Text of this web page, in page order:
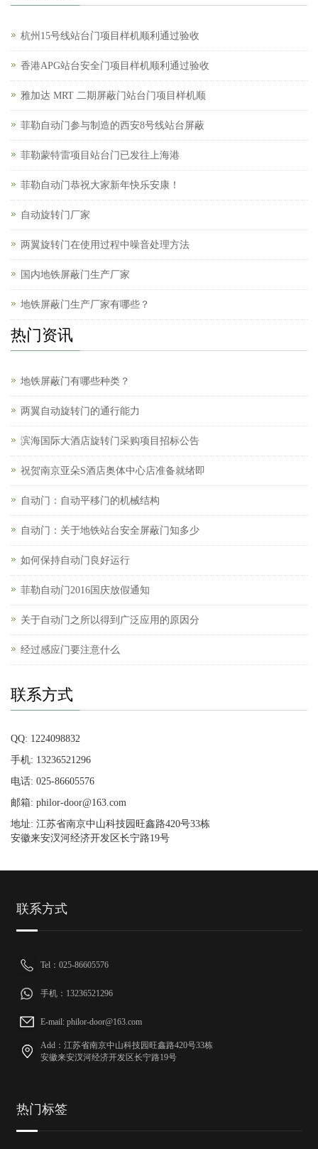
杭州15号线站台门项目样机顺利通过验收
香港APG站台安全门项目样机顺利通过验收
雅加达 MRT 二期屏蔽门站台门项目样机顺
菲勒自动门参与制造的西安8号线站台屏蔽
菲勒蒙特雷项目站台门已发往上海港
菲勒自动门恭祝大家新年快乐安康！
自动旋转门厂家
两翼旋转门在使用过程中噪音处理方法
国内地铁屏蔽门生产厂家
地铁屏蔽门生产厂家有哪些？
热门资讯
地铁屏蔽门有哪些种类？
两翼自动旋转门的通行能力
滨海国际大酒店旋转门采购项目招标公告
祝贺南京亚朵S酒店奥体中心店准备就绪即
自动门：自动平移门的机械结构
自动门：关于地铁站台安全屏蔽门知多少
如何保持自动门良好运行
菲勒自动门2016国庆放假通知
关于自动门之所以得到广泛应用的原因分
经过感应门要注意什么
联系方式
QQ: 1224098832
手机: 13236521296
电话: 025-86605576
邮箱: philor-door@163.com
地址: 江苏省南京中山科技园旺鑫路420号33栋
安徽来安汊河经济开发区长宁路19号
联系方式
Tel：025-86605576
手机：13236521296
E-mail: philor-door@163.com
Add：江苏省南京中山科技园旺鑫路420号33栋
安徽来安汊河经济开发区长宁路19号
热门标签